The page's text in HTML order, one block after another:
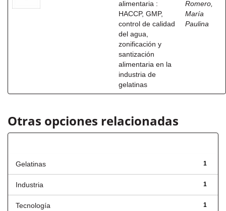
alimentaria :
HACCP, GMP,
control de calidad
del agua,
zonificación y
santización
alimentaria en la
industria de
gelatinas
Romero,
María
Paulina
Otras opciones relacionadas
1
Gelatinas
1
Industria
1
Tecnología